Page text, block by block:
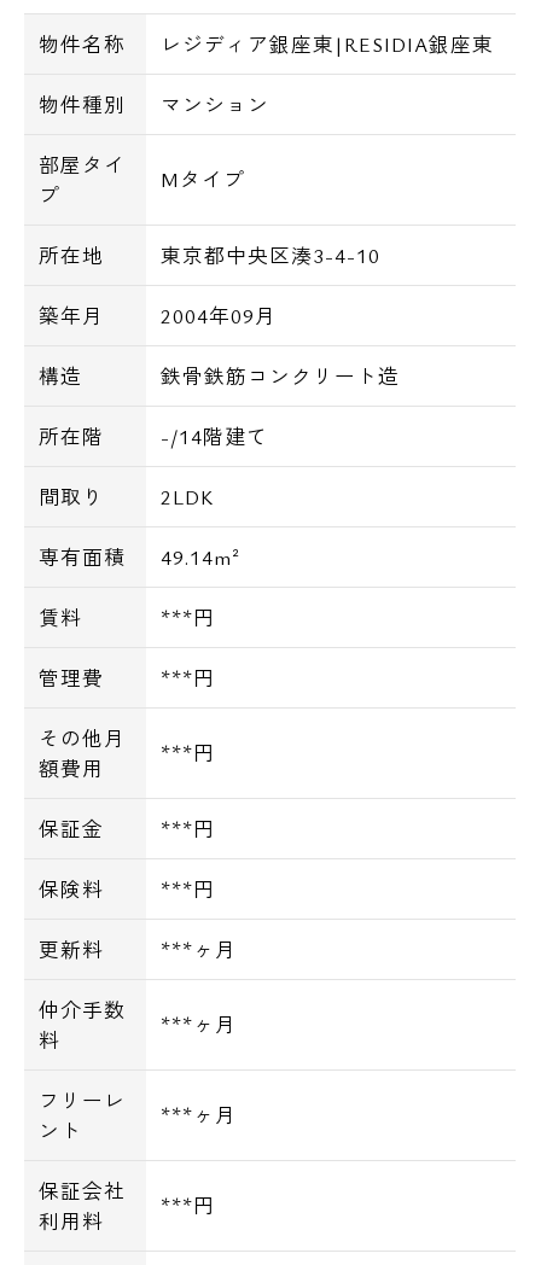
物件名称 レジディア銀座東|RESIDIA銀座東
物件種別 マンション
部屋タイ
プ
Mタイプ
所在地 東京都中央区湊3-4-10
築年月 2004年09月
構造 鉄骨鉄筋コンクリート造
所在階 -/14階建て
間取り 2LDK
専有面積 49.14m²
賃料 ***円
管理費 ***円
その他月
額費用
***円
保証金 ***円
保険料 ***円
更新料 ***ヶ月
仲介手数
料
***ヶ月
フリーレ
ント
***ヶ月
保証会社
利用料
***円